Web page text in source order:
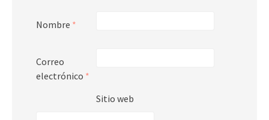
Nombre *
Correo
electrónico *
Sitio web